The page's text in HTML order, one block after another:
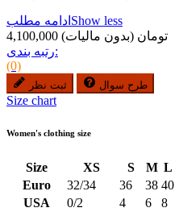
ادامه مطلب Show less
4,100,000 تومان (بدون مالیات)
رتبه بندی:
(0)
ثبت نظر طرح سوال
Size chart
Women's clothing size
Size XS S M L
Euro
32/34 36 38 40
USA
0/2 4 6
8